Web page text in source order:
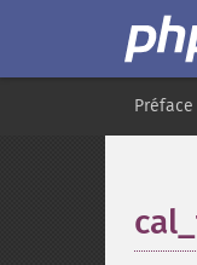
Préface